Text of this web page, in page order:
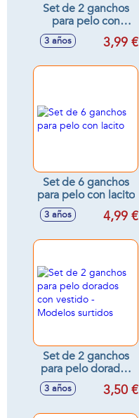
Set de 2 ganchos
para pelo con
corona - Modelos
surtidos
3 años 3,99 €
Set de 6 ganchos
para pelo con lacito
3 años 4,99 €
Set de 2 ganchos
para pelo dorados
con vestido -
Modelos surtidos
3 años 3,50 €